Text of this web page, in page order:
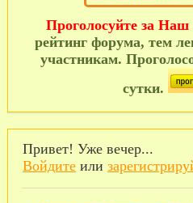
Проголосуйте за
рейтинг форума, тем
участникам.
сутки.
Привет! Уже вечер...
Войдитеили